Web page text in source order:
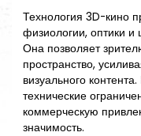
Технология 3D-кино
физиологии, оптики
Она позволяет
пространство,
визуального
технические
коммерческую
значимость.